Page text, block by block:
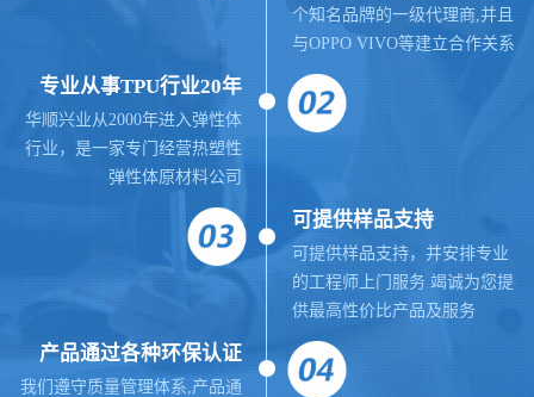
个知名品牌的一级代理商,并且
与OPPO VIVO等建立合作关系
专业从事TPU行业20年
华顺兴业从2000年进入弹性体
行业，是一家专门经营热塑性
弹性体原材料公司
可提供样品支持
可提供样品支持，并安排专业
的工程师上门服务 竭诚为您提
供最高性价比产品及服务
产品通过各种环保认证
我们遵守质量管理体系, 产品通